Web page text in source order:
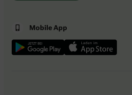
Mobile App